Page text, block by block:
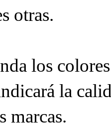
otras.
los
la
marcas.